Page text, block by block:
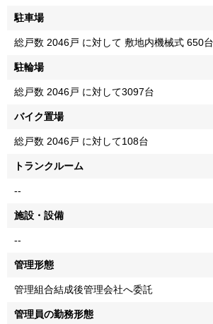
駐車場
総戸数 2046戸 に対して 敷地内機械式 650
駐輪場
総戸数 2046戸 に対して3097台
バイク置場
総戸数 2046戸 に対して108台
トランクルーム
--
施設・設備
--
管理形態
管理組合結成後管理会社へ委託
管理員の勤務形態